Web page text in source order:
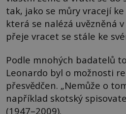
tak, jako se můry vracejí
která se nalézá uvězněná
přeje vracet se stále ke
Podle mnohých badatelů
Leonardo byl o možnosti
přesvědčen. „Nemůže o
například skotský
(1947–2009).